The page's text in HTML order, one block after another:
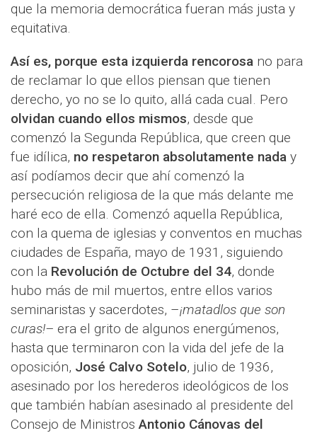
que la memoria democrática fueran más justa y
equitativa.
Así es, porque esta izquierda rencorosa no para
de reclamar lo que ellos piensan que tienen
derecho, yo no se lo quito, allá cada cual. Pero
olvidan cuando ellos mismos, desde que
comenzó la Segunda República, que creen que
fue idílica, no respetaron absolutamente nada y
así podíamos decir que ahí comenzó la
persecución religiosa de la que más delante me
haré eco de ella. Comenzó aquella República,
con la quema de iglesias y conventos en muchas
ciudades de España, mayo de 1931, siguiendo
con la Revolución de Octubre del 34, donde
hubo más de mil muertos, entre ellos varios
seminaristas y sacerdotes, –¡matadlos que son
curas!– era el grito de algunos energúmenos,
hasta que terminaron con la vida del jefe de la
oposición, José Calvo Sotelo, julio de 1936,
asesinado por los herederos ideológicos de los
que también habían asesinado al presidente del
Consejo de MinistrosAntonio Cánovas del